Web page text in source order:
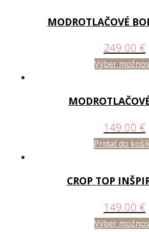
MODROTLAČOVÉ
249.00 €
Výber
149.00 €
Pridať do
CROP TOP
149.00 €
Výber